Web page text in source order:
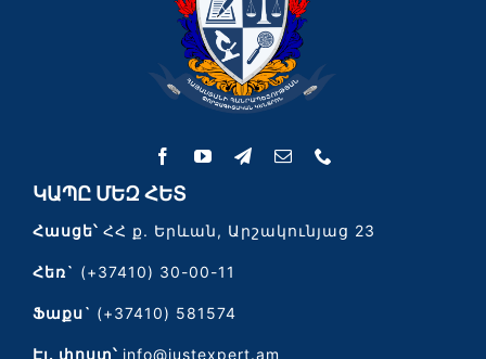
ԿԱՊԸ ՄԵԶ ՀԵՏ
Հասցե՝ՀՀ ք. Երևան, Արշակունյաց 23
Հեռ` (+37410) 30-00-11
Ֆաքս` (+37410) 581574
Էլ․ փոստ՝ info@justexpert.am